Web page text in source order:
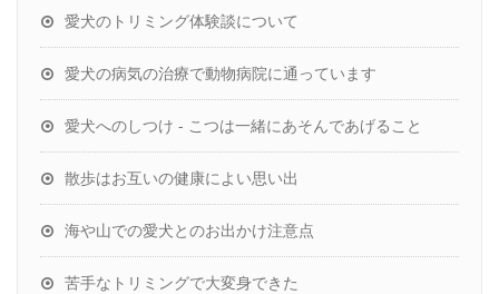
愛犬のトリミング体験談について
愛犬の病気の治療で動物病院に通っています
愛犬へのしつけ - こつは一緒にあそんであげること
散歩はお互いの健康によい思い出
海や山での愛犬とのお出かけ注意点
苦手なトリミングで大変身できた